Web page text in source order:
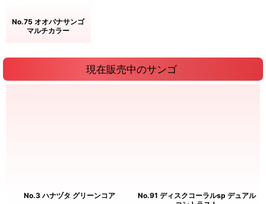
No.75 オオバナサンゴ
マルチカラー
現在販売中のサンゴ
No.3 ハナヅタ グリーンコア
No.91 ディスクコーラルsp デュアル